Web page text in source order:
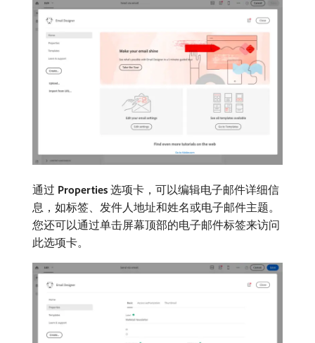
通过 Properties 选项卡，可以编辑电子邮件详细信
息，如标签、发件人地址和姓名或电子邮件主题。
您还可以通过单击屏幕顶部的电子邮件标签来访问
此选项卡。